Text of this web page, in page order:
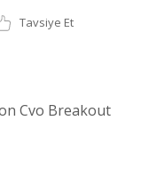
Tavsiye Et
Cvo Breakout